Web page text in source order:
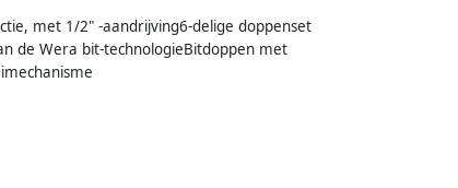
met 1/2" -aandrijving6-delige doppenset
de Wera bit-technologieBitdoppen met